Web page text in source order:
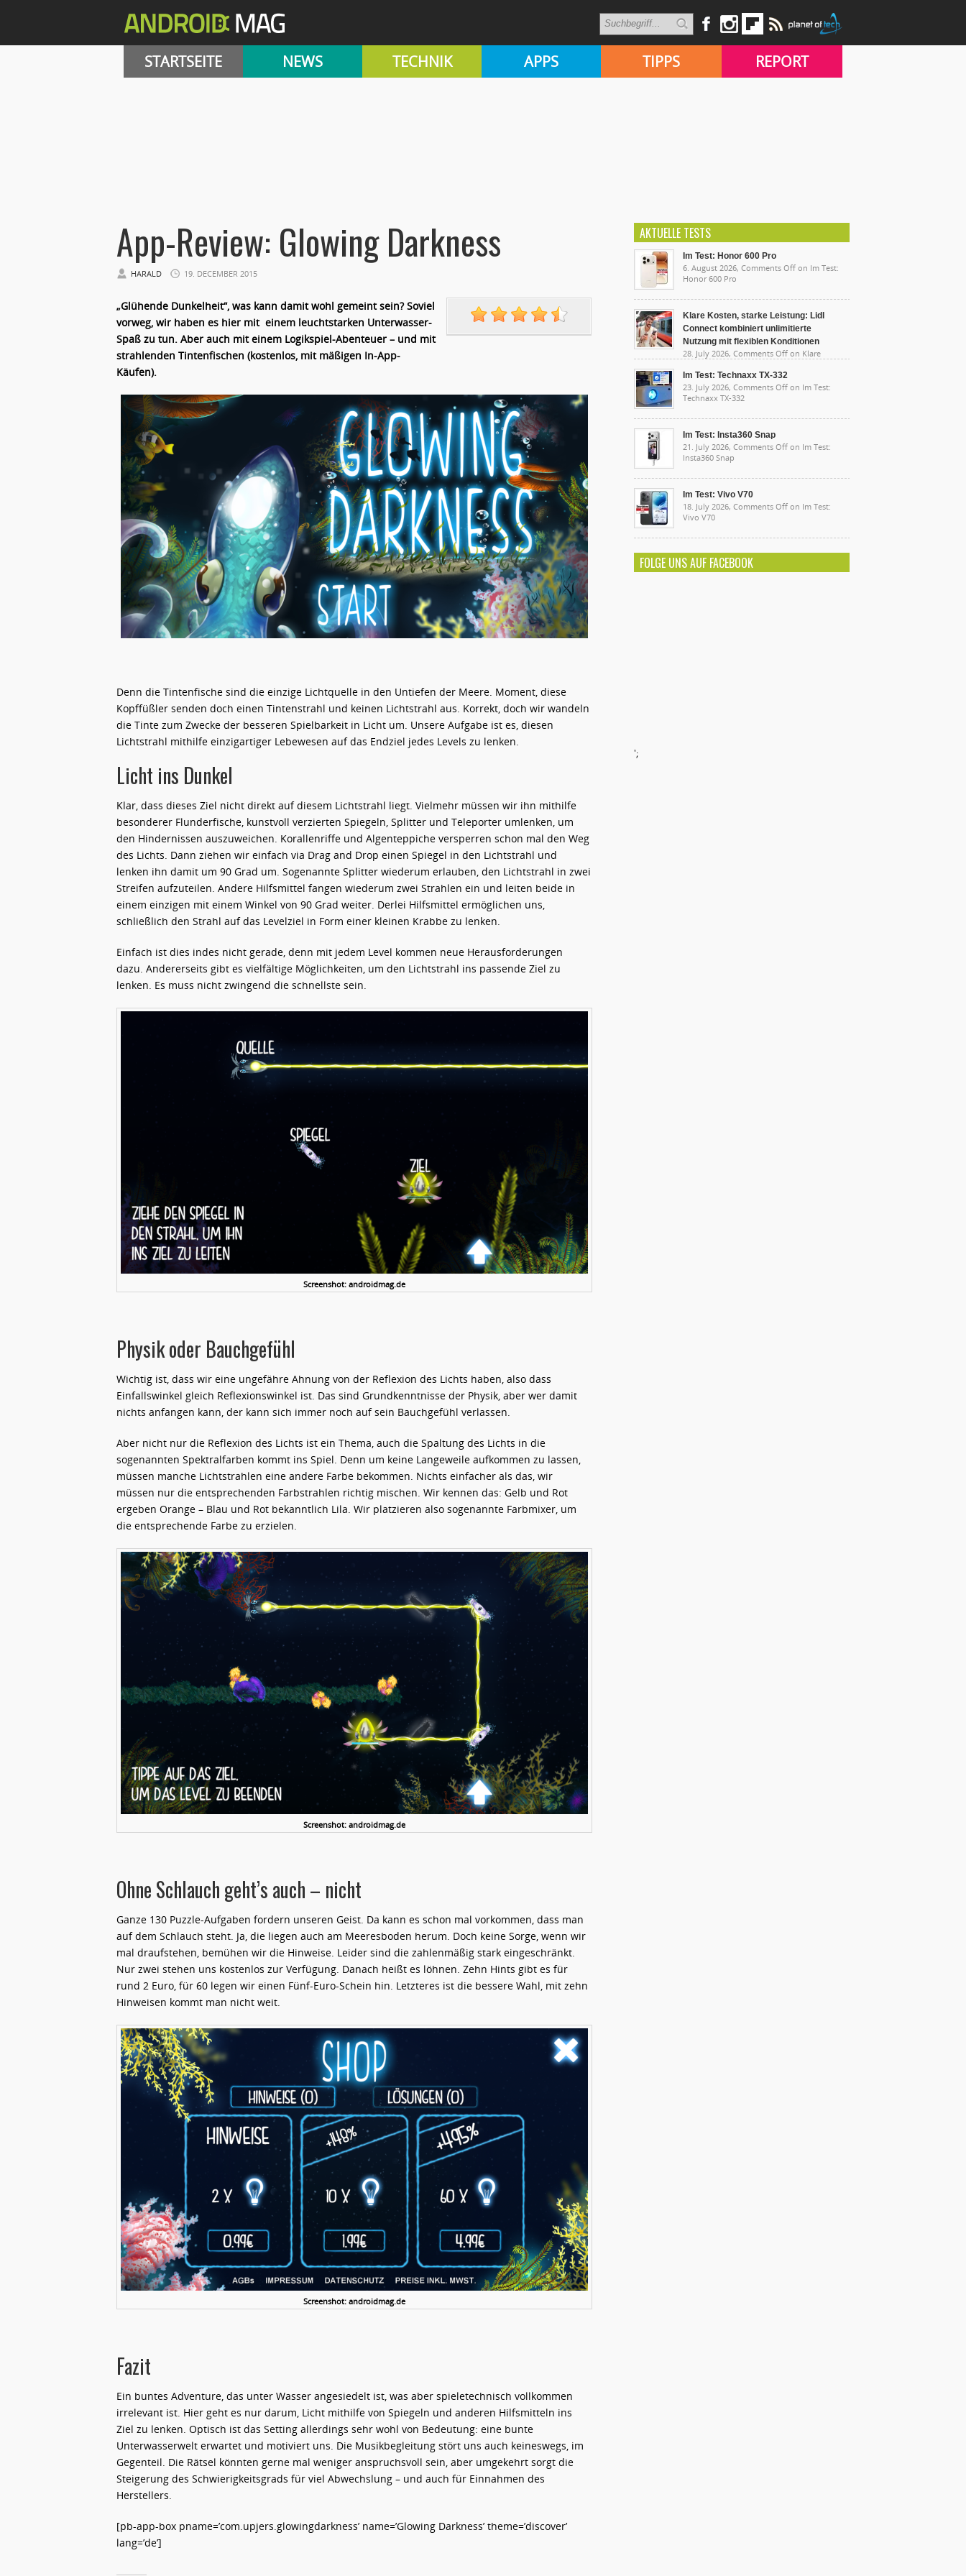
STARTSEITE NEWS TECHNIK APPS TIPPS REPORT
App-Review: Glowing Darkness
HARALD 19. DECEMBER 2015
„Glühende Dunkelheit“, was kann damit wohl gemeint sein? Soviel
vorweg, wir haben es hier mit einem leuchtstarken Unterwasser-
Spaß zu tun. Aber auch mit einem Logikspiel-Abenteuer – und mit
strahlenden Tintenfischen (kostenlos, mit mäßigen In-App-
Käufen).
Denn die Tintenfische sind die einzige Lichtquelle in den Untiefen der Meere. Moment, diese
Kopffüßler senden doch einen Tintenstrahl und keinen Lichtstrahl aus. Korrekt, doch wir wandeln
die Tinte zum Zwecke der besseren Spielbarkeit in Licht um. Unsere Aufgabe ist es, diesen
Lichtstrahl mithilfe einzigartiger Lebewesen auf das Endziel jedes Levels zu lenken.
Licht ins Dunkel
Klar, dass dieses Ziel nicht direkt auf diesem Lichtstrahl liegt. Vielmehr müssen wir ihn mithilfe
besonderer Flunderfische, kunstvoll verzierten Spiegeln, Splitter und Teleporter umlenken, um
den Hindernissen auszuweichen. Korallenriffe und Algenteppiche versperren schon mal den Weg
des Lichts. Dann ziehen wir einfach via Drag and Drop einen Spiegel in den Lichtstrahl und
lenken ihn damit um 90 Grad um. Sogenannte Splitter wiederum erlauben, den Lichtstrahl in zwei
Streifen aufzuteilen. Andere Hilfsmittel fangen wiederum zwei Strahlen ein und leiten beide in
einem einzigen mit einem Winkel von 90 Grad weiter. Derlei Hilfsmittel ermöglichen uns,
schließlich den Strahl auf das Levelziel in Form einer kleinen Krabbe zu lenken.
Einfach ist dies indes nicht gerade, denn mit jedem Level kommen neue Herausforderungen
dazu. Andererseits gibt es vielfältige Möglichkeiten, um den Lichtstrahl ins passende Ziel zu
lenken. Es muss nicht zwingend die schnellste sein.
Screenshot: androidmag.de
Physik oder Bauchgefühl
Wichtig ist, dass wir eine ungefähre Ahnung von der Reflexion des Lichts haben, also dass
Einfallswinkel gleich Reflexionswinkel ist. Das sind Grundkenntnisse der Physik, aber wer damit
nichts anfangen kann, der kann sich immer noch auf sein Bauchgefühl verlassen.
Aber nicht nur die Reflexion des Lichts ist ein Thema, auch die Spaltung des Lichts in die
sogenannten Spektralfarben kommt ins Spiel. Denn um keine Langeweile aufkommen zu lassen,
müssen manche Lichtstrahlen eine andere Farbe bekommen. Nichts einfacher als das, wir
müssen nur die entsprechenden Farbstrahlen richtig mischen. Wir kennen das: Gelb und Rot
ergeben Orange – Blau und Rot bekanntlich Lila. Wir platzieren also sogenannte Farbmixer, um
die entsprechende Farbe zu erzielen.
Screenshot: androidmag.de
Ohne Schlauch geht’s auch – nicht
Ganze 130 Puzzle-Aufgaben fordern unseren Geist. Da kann es schon mal vorkommen, dass man
auf dem Schlauch steht. Ja, die liegen auch am Meeresboden herum. Doch keine Sorge, wenn wir
mal draufstehen, bemühen wir die Hinweise. Leider sind die zahlenmäßig stark eingeschränkt.
Nur zwei stehen uns kostenlos zur Verfügung. Danach heißt es löhnen. Zehn Hints gibt es für
rund 2 Euro, für 60 legen wir einen Fünf-Euro-Schein hin. Letzteres ist die bessere Wahl, mit zehn
Hinweisen kommt man nicht weit.
Screenshot: androidmag.de
Fazit
Ein buntes Adventure, das unter Wasser angesiedelt ist, was aber spieletechnisch vollkommen
irrelevant ist. Hier geht es nur darum, Licht mithilfe von Spiegeln und anderen Hilfsmitteln ins
Ziel zu lenken. Optisch ist das Setting allerdings sehr wohl von Bedeutung: eine bunte
Unterwasserwelt erwartet und motiviert uns. Die Musikbegleitung stört uns auch keineswegs, im
Gegenteil. Die Rätsel könnten gerne mal weniger anspruchsvoll sein, aber umgekehrt sorgt die
Steigerung des Schwierigkeitsgrads für viel Abwechslung – und auch für Einnahmen des
Herstellers.
[pb-app-box pname=’com.upjers.glowingdarkness’ name=’Glowing Darkness’ theme=’discover’
lang=’de’]
AKTUELLE TESTS
Im Test: Honor 600 Pro
6. August 2026, Comments Off on Im Test:
Honor 600 Pro
Klare Kosten, starke Leistung: Lidl
Connect kombiniert unlimitierte
Nutzung mit flexiblen Konditionen
28. July 2026, Comments Off on Klare
unlimitierte Nutzung mit flexiblen Konditionen
Im Test: Technaxx TX-332
23. July 2026, Comments Off on Im Test:
Technaxx TX-332
Im Test: Insta360 Snap
21. July 2026, Comments Off on Im Test:
Insta360 Snap
Im Test: Vivo V70
18. July 2026, Comments Off on Im Test:
Vivo V70
FOLGE UNS AUF FACEBOOK
';